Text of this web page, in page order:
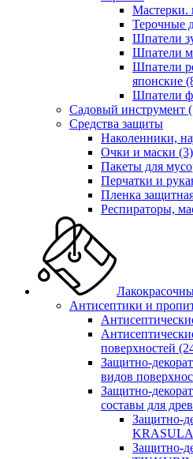
Мастерки.
Терочные
Шпатели
Шпатели
Шпатели
японские
Шпатели
Садовый инструмент
Средства защиты
Наколенники,
Очки и маски (3)
Пакеты для
Перчатки и
Пленка
Респираторы,
Антисептики и
поверхностей
Защитно-
видов
Защитно-
составы для
Защитно-
KRASULA
Защитно-